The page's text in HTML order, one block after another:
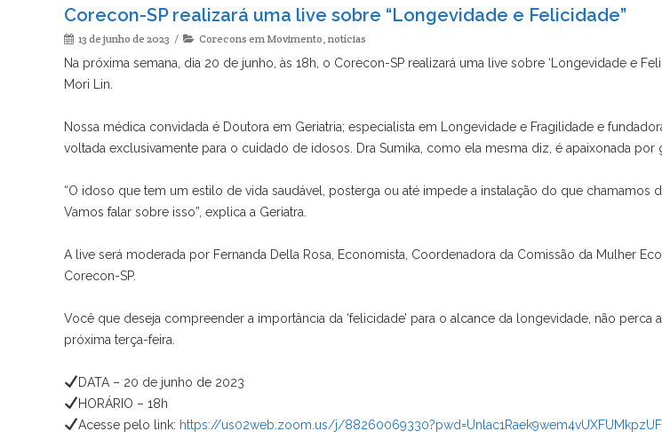
Corecon-SP realizará uma live sobre “Longevidade e Felicidade”
13 de junho de 2023 Corecons em Movimento, notícias
Na próxima semana, dia 20 de junho, às 18h, o Corecon-SP realizará uma live sobre ‘Longevidade e
Mori Lin.
Nossa médica convidada é Doutora em Geriatria; especialista em Longevidade e Fragilidade e
voltada exclusivamente para o cuidado de idosos. Dra Sumika, como ela mesma diz, é apaixonada por
“O idoso que tem um estilo de vida saudável, posterga ou até impede a instalação do que chamamos
Vamos falar sobre isso”, explica a Geriatra.
A live será moderada por Fernanda Della Rosa, Economista, Coordenadora da Comissão da Mulher
Corecon-SP.
Você que deseja compreender a importância da ‘felicidade’ para o alcance da longevidade, não perca
próxima terça-feira.
DATA – 20 de junho de 2023
HORÁRIO – 18h
Acesse pelo link: https://us02web.zoom.us/j/